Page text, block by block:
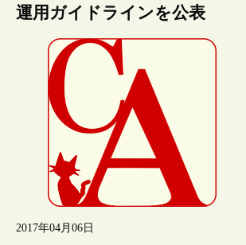
運用ガイドラインを公表
2017年04月06日